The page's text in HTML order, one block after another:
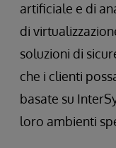
artificiale e di
di
soluzioni di
che i clienti
basate su
loro ambienti